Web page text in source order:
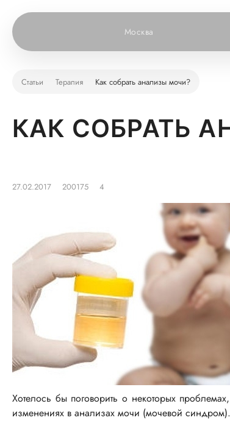
Москва
Статьи Терапия Как собрать анализы мочи?
КАК СОБРАТЬ
27.02.2017 200175 4
Хотелось бы поговорить о некоторых
изменениях в анализах мочи (мочевой синдром).